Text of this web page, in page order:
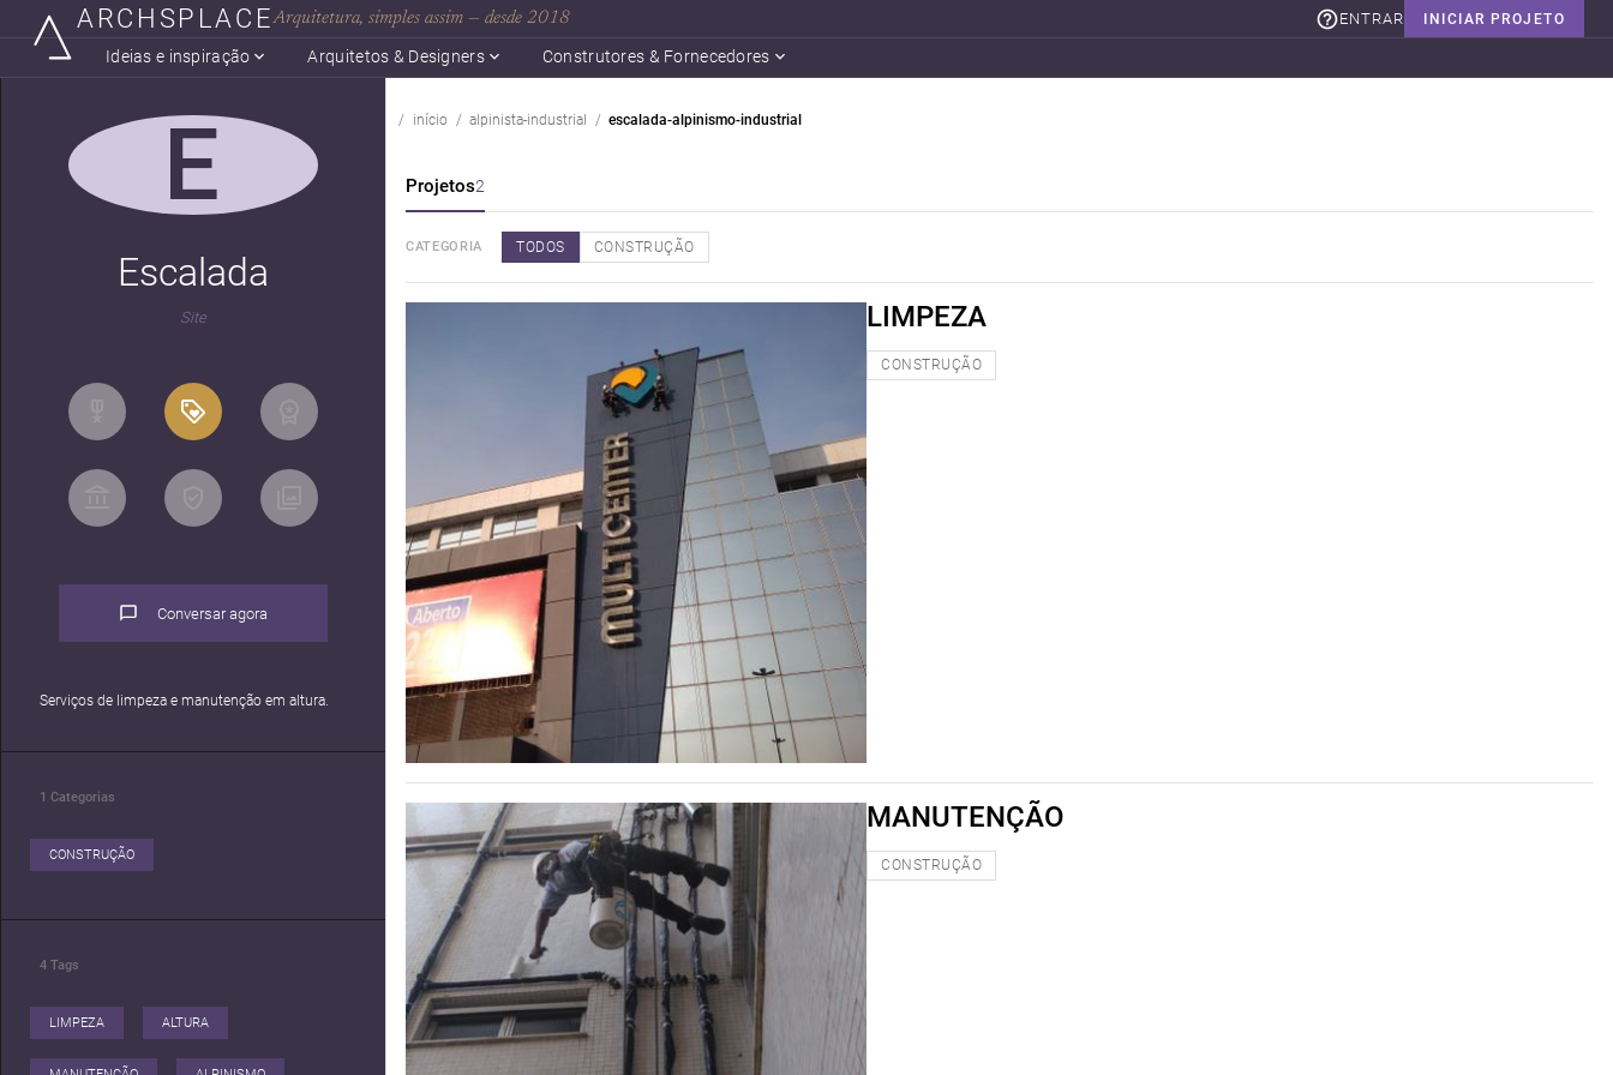
ARCHSPLACEArquitetura, simples assim — desde 2018 INICIAR PROJETO
ENTRAR
Ideias e inspiração Arquitetos & Designers Construtores & Fornecedores
E
Escalada
Site
Conversar agora
Serviços de limpeza e manutenção em altura.
1 Categorias
CONSTRUÇÃO
4 Tags
LIMPEZA ALTURA
início alpinista-industrial escalada-alpinismo-industrial
Projetos2
CATEGORIA TODOS CONSTRUÇÃO
LIMPEZA
CONSTRUÇÃO
MANUTENÇÃO
CONSTRUÇÃO